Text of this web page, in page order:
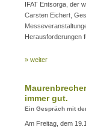
IFAT Entsorga, der
Carsten Eichert,
Herausforderungen
» weiter
immer gut.
Ein Gespräch mit
Am Freitag, dem